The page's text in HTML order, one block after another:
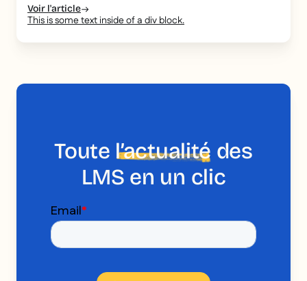
Voir l'article
This is some text inside of a div block.
Toute l’actualité des
LMS en un clic